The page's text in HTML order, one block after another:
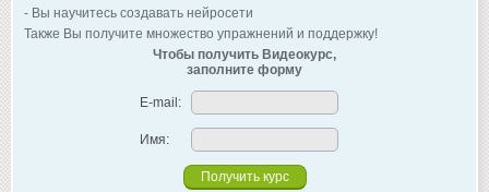
- Вы научитесь создавать нейросети
Также Вы получите множество упражнений и поддержку!
Чтобы получить Видеокурс,
заполните форму
E-mail:
Имя: